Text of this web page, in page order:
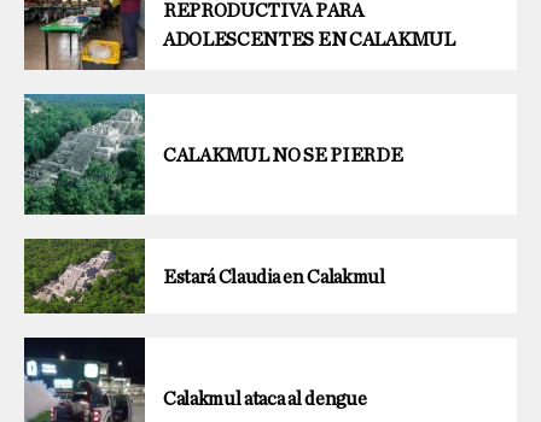
REPRODUCTIVA PARA
ADOLESCENTES EN CALAKMUL
CALAKMUL NO SE PIERDE
Estará Claudia en Calakmul
Calakmul ataca al dengue